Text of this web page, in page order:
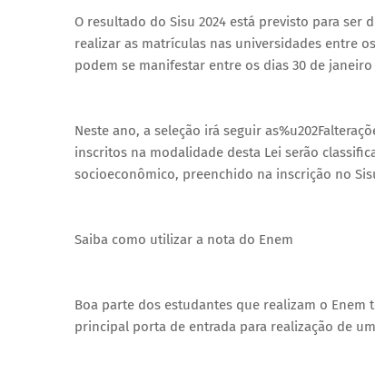
O resultado do Sisu 2024 está previsto para
realizar as matrículas nas universidades entre
podem se manifestar entre os dias 30 de
Neste ano, a seleção irá seguir
inscritos na modalidade desta Lei serão
socioeconômico, preenchido na inscrição no
Saiba como utilizar a nota do Enem
Boa parte dos estudantes que realizam o
principal porta de entrada para realização de